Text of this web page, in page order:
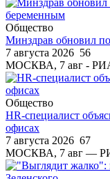
Общество
Минздрав обновил
7 августа 2026 56
МОСКВА, 7 авг -
Общество
HR-специалист
офисах
7 августа 2026 67
МОСКВА, 7 авг —